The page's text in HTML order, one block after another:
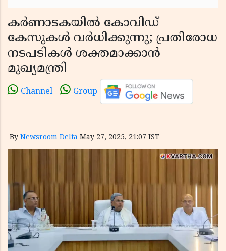
കർണാടകയിൽ കോവിഡ്
കേസുകൾ വർധിക്കുന്നു; പ്രതിരോധ
നടപടികൾ ശക്തമാക്കാൻ
മുഖ്യമന്ത്രി
Channel Group
By Newsroom Delta May 27, 2025, 21:07 IST